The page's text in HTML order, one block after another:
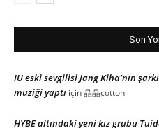
Son
IU eski sevgilisi Jang Kiha’nın
müziği yaptı için晶晶cotton
HYBE altındaki yeni kız grubu